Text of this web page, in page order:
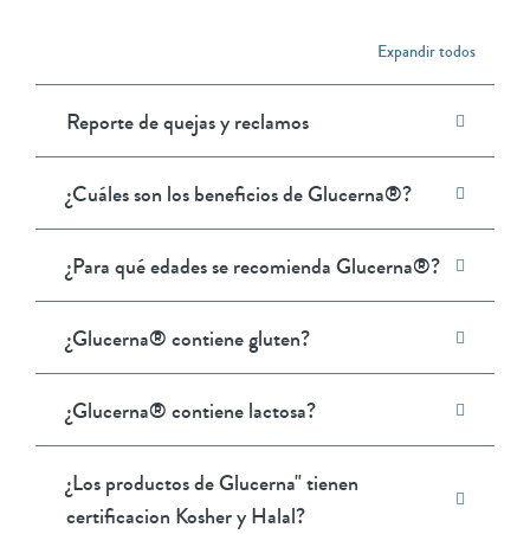
Expandir todos
Reporte de quejas y reclamos
¿Cuáles son los beneficios de Glucerna®?
¿Para qué edades se recomienda Glucerna®?
¿Glucerna® contiene gluten?
¿Glucerna® contiene lactosa?
¿Los productos de Glucerna" tienen
certificacion Kosher y Halal?